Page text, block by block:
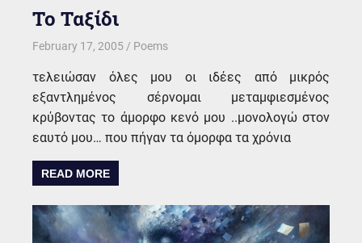
Το Ταξίδι
February 17, 2005 kgk
Poems
τελειώσαν όλες μου οι ιδέες από μικρός
εξαντλημένος σέρνομαι μεταμφιεσμένος
κρύβοντας το άμορφο κενό μου ..μονολογώ στον
εαυτό μου… που πήγαν τα όμορφα τα χρόνια
READ MORE